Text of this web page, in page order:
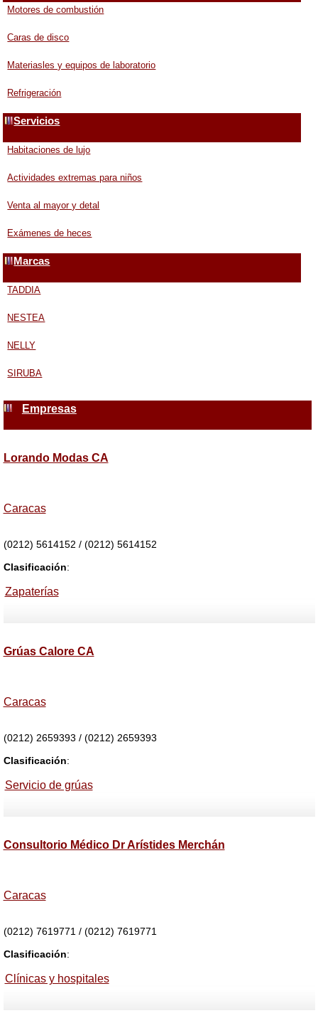
Motores de combustión
Caras de disco
Materiasles y equipos de laboratorio
Refrigeración
Servicios
Habitaciones de lujo
Actividades extremas para niños
Venta al mayor y detal
Exámenes de heces
Marcas
TADDIA
NESTEA
NELLY
SIRUBA
Empresas
Lorando Modas CA
Caracas
(0212) 5614152 / (0212) 5614152
Clasificación:
Zapaterías
Grúas Calore CA
Caracas
(0212) 2659393 / (0212) 2659393
Clasificación:
Servicio de grúas
Consultorio Médico Dr Arístides Merchán
Caracas
(0212) 7619771 / (0212) 7619771
Clasificación:
Clínicas y hospitales